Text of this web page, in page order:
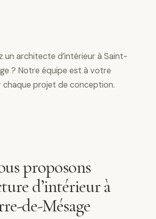
un architecte d’intérieur à Saint-
? Notre équipe est à votre
projet de conception.
proposons
d’intérieur à
de-Mésage